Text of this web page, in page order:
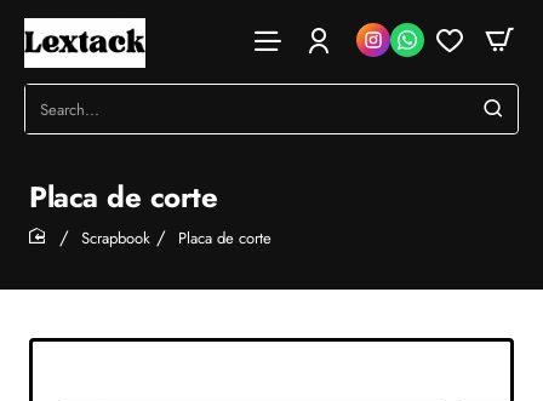
Search...
Placa de corte
home
Scrapbook Placa de corte